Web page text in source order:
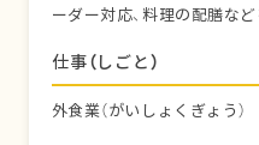
ーダー対応、料理の配膳など
仕事（しごと）
外食業（がいしょくぎょう）